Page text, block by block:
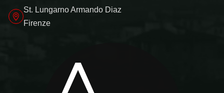
St. Lungarno Armando Diaz
Firenze